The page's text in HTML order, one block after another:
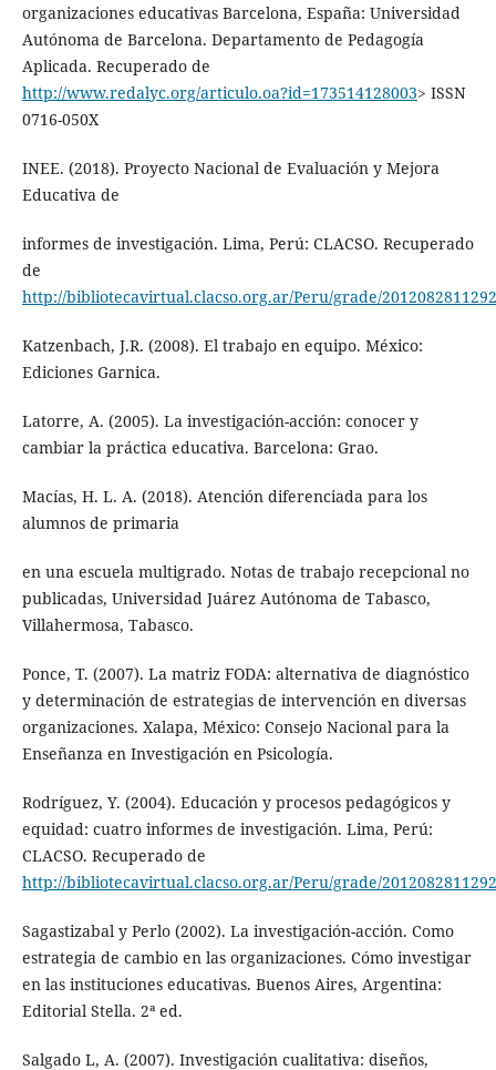
organizaciones educativas Barcelona, España: Universidad
Autónoma de Barcelona. Departamento de Pedagogía
Aplicada. Recuperado de
http://www.redalyc.org/articulo.oa?id=173514128003> ISSN
0716-050X
INEE. (2018). Proyecto Nacional de Evaluación y Mejora
Educativa de
informes de investigación. Lima, Perú: CLACSO. Recuperado
de
http://bibliotecavirtual.clacso.org.ar/Peru/grade/
Katzenbach, J.R. (2008). El trabajo en equipo. México:
Ediciones Garnica.
Latorre, A. (2005). La investigación-acción: conocer y
cambiar la práctica educativa. Barcelona: Grao.
Macías, H. L. A. (2018). Atención diferenciada para los
alumnos de primaria
en una escuela multigrado. Notas de trabajo recepcional no
publicadas, Universidad Juárez Autónoma de Tabasco,
Villahermosa, Tabasco.
Ponce, T. (2007). La matriz FODA: alternativa de diagnóstico
y determinación de estrategias de intervención en diversas
organizaciones. Xalapa, México: Consejo Nacional para la
Enseñanza en Investigación en Psicología.
Rodríguez, Y. (2004). Educación y procesos pedagógicos y
equidad: cuatro informes de investigación. Lima, Perú:
CLACSO. Recuperado de
http://bibliotecavirtual.clacso.org.ar/Peru/grade/
Sagastizabal y Perlo (2002). La investigación-acción. Como
estrategia de cambio en las organizaciones. Cómo investigar
en las instituciones educativas. Buenos Aires, Argentina:
Editorial Stella. 2ª ed.
Salgado L, A. (2007). Investigación cualitativa: diseños,